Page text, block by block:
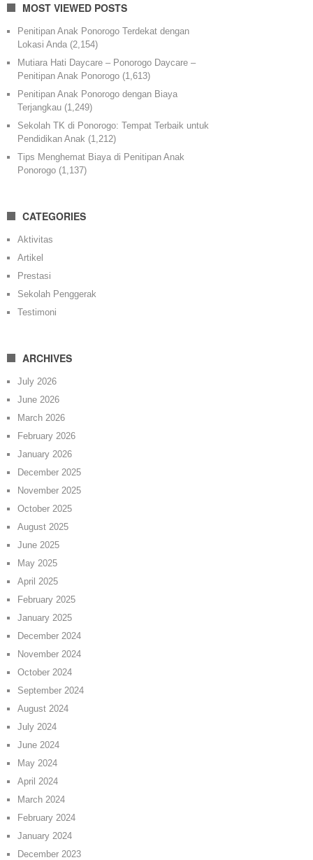
MOST VIEWED POSTS
Penitipan Anak Ponorogo Terdekat dengan
Lokasi Anda (2,154)
Mutiara Hati Daycare – Ponorogo Daycare –
Penitipan Anak Ponorogo (1,613)
Penitipan Anak Ponorogo dengan Biaya
Terjangkau (1,249)
Sekolah TK di Ponorogo: Tempat Terbaik untuk
Pendidikan Anak (1,212)
Tips Menghemat Biaya di Penitipan Anak
Ponorogo (1,137)
CATEGORIES
Aktivitas
Artikel
Prestasi
Sekolah Penggerak
Testimoni
ARCHIVES
July 2026
June 2026
March 2026
February 2026
January 2026
December 2025
November 2025
October 2025
August 2025
June 2025
May 2025
April 2025
February 2025
January 2025
December 2024
November 2024
October 2024
September 2024
August 2024
July 2024
June 2024
May 2024
April 2024
March 2024
February 2024
January 2024
December 2023